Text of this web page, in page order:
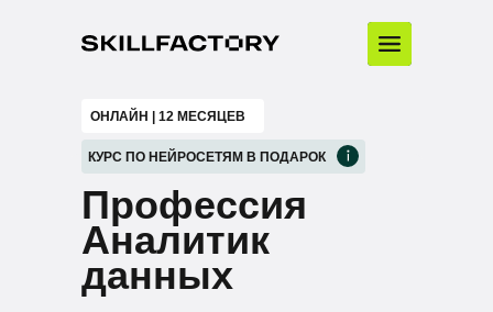
ОНЛАЙН | 12 МЕСЯЦЕВ
Профессия
Аналитик
данных
КУРС ПО НЕЙРОСЕТЯМ В ПОДАРОК